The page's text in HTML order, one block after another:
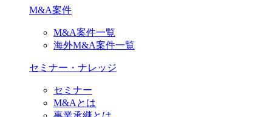
M&A案件
M&A案件一覧
海外M&A案件一覧
セミナー・ナレッジ
セミナー
M&Aとは